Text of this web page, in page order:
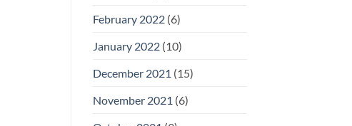
February 2022(6)
January 2022(10)
December 2021 (15)
November 2021 (6)